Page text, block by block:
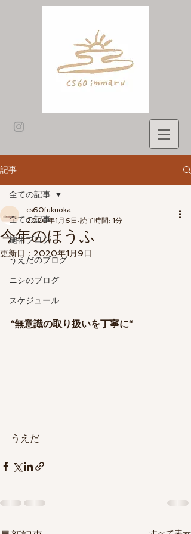
記事
全ての記事
施術ブログ
うえだのブログ
ニシのブログ
スケジュール
全ての記事
今年のほうふ
cs60fukuoka
2020年1月6日 読了時間: 1分
更新日： 2020年1月9日
“無意識の取り扱いを丁寧に“
うえだ